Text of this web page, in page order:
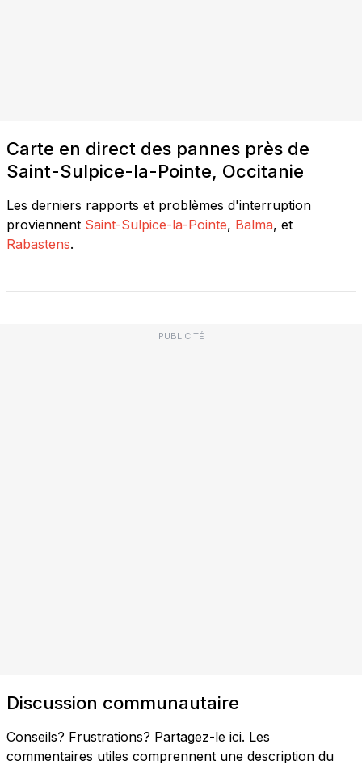
Carte en direct des pannes près de
Saint-Sulpice-la-Pointe, Occitanie
Les derniers rapports et problèmes d'interruption
proviennent Saint-Sulpice-la-Pointe, Balma, et
Rabastens.
PUBLICITÉ
Discussion communautaire
Conseils? Frustrations? Partagez-le ici. Les
commentaires utiles comprennent une description du